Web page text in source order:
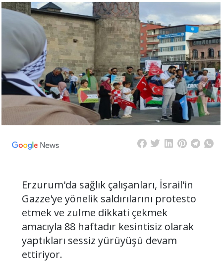
Erzurum'da sağlık çalışanları, İsrail'in
Gazze'ye yönelik saldırılarını protesto
etmek ve zulme dikkati çekmek
amacıyla 88 haftadır kesintisiz olarak
yaptıkları sessiz yürüyüşü devam
ettiriyor.